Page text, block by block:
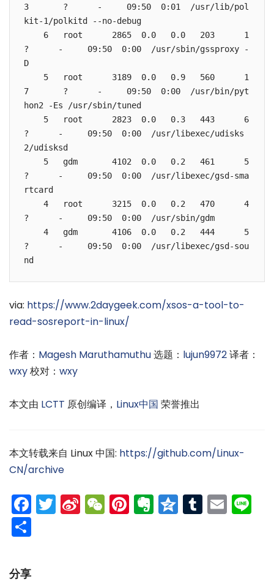
3       ?      -     09:50  0:01  /usr/lib/pol
kit-1/polkitd --no-debug
?      -     09:50  0:00  /usr/sbin/gssproxy -
D
7       ?      -     09:50  0:00  /usr/bin/pyt
hon2 -Es /usr/sbin/tuned
?      -     09:50  0:00  /usr/libexec/udisks
2/udisksd
?      -     09:50  0:00  /usr/libexec/gsd-sma
rtcard
    4   root      3215  0.0   0.2   470      4
?      -     09:50  0:00  /usr/sbin/gdm
    4   gdm       4106  0.0   0.2   444      5
?      -     09:50  0:00  /usr/libexec/gsd-sou
nd
via: https://www.2daygeek.com/xsos-a-tool-to-
read-sosreport-in-linux/
作者： Magesh Maruthamuthu选题： lujun9972译者：
wxy校对： wxy
本文由 LCTT 原创编译， Linux中国 荣誉推出
本文转载来自 Linux 中国: https://github.com/Linux-
CN/archive
Facebook
Twitter
Sina
Weibo
WeChat
Pinterest
Evernote
Qzone
Tumblr
分享